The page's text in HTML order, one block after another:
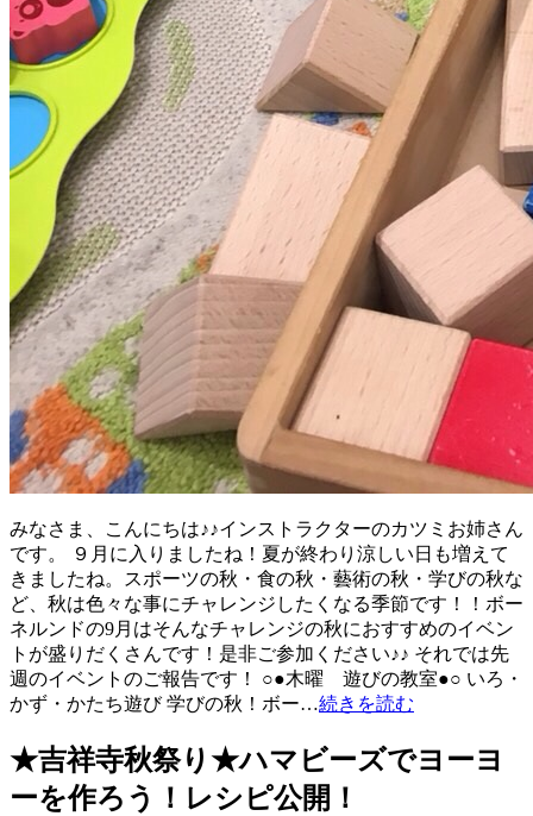
みなさま、こんにちは♪♪インストラクターのカツミお姉さん
です。 ９月に入りましたね！夏が終わり涼しい日も増えて
きましたね。スポーツの秋・食の秋・藝術の秋・学びの秋な
ど、秋は色々な事にチャレンジしたくなる季節です！！ボー
ネルンドの9月はそんなチャレンジの秋におすすめのイベン
トが盛りだくさんです！是非ご参加ください♪♪ それでは先
週のイベントのご報告です！ ○●木曜 遊びの教室●○ いろ・
かず・かたち遊び 学びの秋！ボー…続きを読む
★吉祥寺秋祭り★ハマビーズでヨーヨ
ーを作ろう！レシピ公開！